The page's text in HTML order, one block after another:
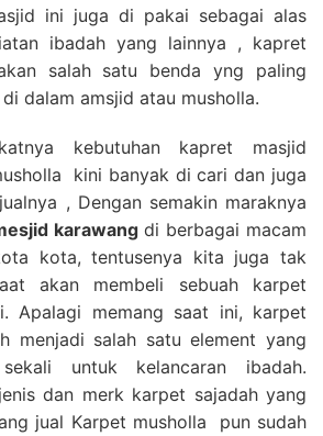
ini juga di pakai sebagai alas
ibadah yang lainnya , kapret
salah satu benda yng paling
dalam amsjid atau musholla.
kebutuhan kapret masjid
kini banyak di cari dan juga
, Dengan semakin maraknya
karawang di berbagai macam
kota, tentusenya kita juga tak
akan membeli sebuah karpet
Apalagi memang saat ini, karpet
menjadi salah satu element yang
untuk kelancaran ibadah.
dan merk karpet sajadah yang
jual Karpet musholla pun sudah